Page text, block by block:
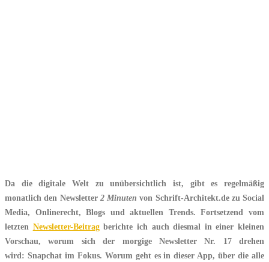
Da die digitale Welt zu unübersichtlich ist, gibt es regelmäßig
monatlich den Newsletter 2 Minutenvon Schrift-Architekt.de zu Social
Media, Onlinerecht, Blogs und aktuellen Trends. Fortsetzend vom
letzten Newsletter-Beitragberichte ich auch diesmal in einer kleinen
Vorschau, worum sich der morgige Newsletter Nr. 17 drehen
wird: Snapchat im Fokus. Worum geht es in dieser App, über die alle